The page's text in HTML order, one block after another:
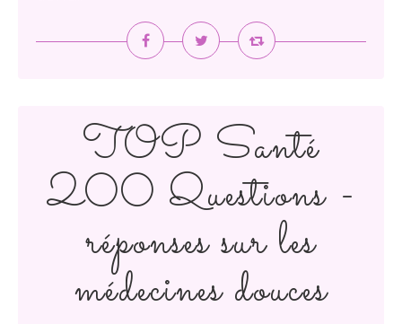
TOP Santé
200 Questions -
réponses sur les
médecines douces